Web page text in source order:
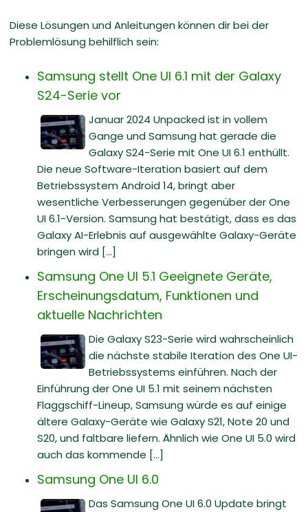
Diese Lösungen und Anleitungen können dir bei der
Problemlösung behilflich sein:
Samsung stellt One UI 6.1 mit der Galaxy
S24-Serie vor
Januar 2024 Unpacked ist in vollem
Gange und Samsung hat gerade die
Galaxy S24-Serie mit One UI 6.1 enthüllt.
Die neue Software-Iteration basiert auf dem
Betriebssystem Android 14, bringt aber
wesentliche Verbesserungen gegenüber der One
UI 6.1-Version. Samsung hat bestätigt, dass es das
Galaxy AI-Erlebnis auf ausgewählte Galaxy-Geräte
bringen wird [...]
Samsung One UI 5.1 Geeignete Geräte,
Erscheinungsdatum, Funktionen und
aktuelle Nachrichten
Die Galaxy S23-Serie wird wahrscheinlich
die nächste stabile Iteration des One UI-
Betriebssystems einführen. Nach der
Einführung der One UI 5.1 mit seinem nächsten
Flaggschiff-Lineup, Samsung würde es auf einige
ältere Galaxy-Geräte wie Galaxy S21, Note 20 und
S20, und faltbare liefern. Ähnlich wie One UI 5.0 wird
auch das kommende [...]
Samsung One UI 6.0
Das Samsung One UI 6.0 Update bringt